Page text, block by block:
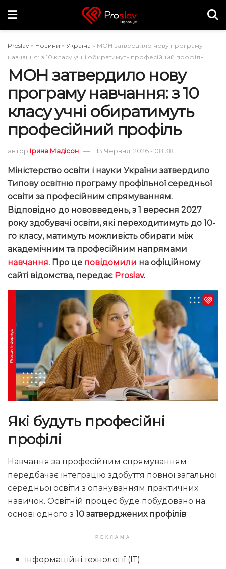
Proslav » Новини » Україна » МОН затвердило нову програму
навчання: з 10 класу учні обиратимуть професійний профіль
МОН затвердило нову
програму навчання: з 10
класу учні обиратимуть
професійний профіль
автор Ірина Мадісон 13 Червня, 2026 - 08:38
Міністерство освіти і науки України затвердило
Типову освітню програму профільної середньої
освіти за професійним спрямуванням.
Відповідно до нововведень, з 1 вересня 2027
року здобувачі освіти, які переходитимуть до 10-
го класу, матимуть можливість обирати між
академічним та професійним напрямами
навчання. Про це повідомили на офіційному
сайті відомства, передає Proslav.
Які будуть професійні
профілі
Навчання за професійним спрямуванням
передбачає інтеграцію здобуття повної загальної
середньої освіти з опануванням практичних
навичок. Освітній процес буде побудовано на
основі одного з 10 затверджених профілів:
РЕКЛАМА
інформаційні технології (ІТ);